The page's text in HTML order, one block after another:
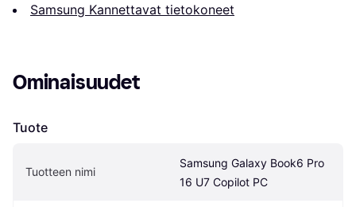
Samsung Kannettavat tietokoneet
Ominaisuudet
Tuote
Tuotteen nimi
Samsung Galaxy Book6 Pro
16 U7 Copilot PC